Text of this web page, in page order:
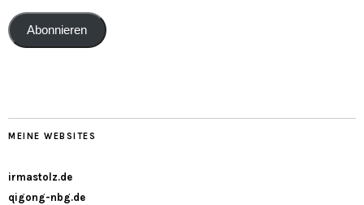
Abonnieren
MEINE WEBSITES
irmastolz.de
qigong-nbg.de